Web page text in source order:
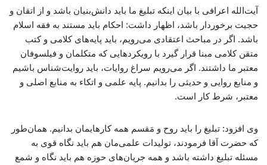
آیت‌الله اعرافی با بیان اینکه تبلیغ ما باید دانش‌بنیان باشد و از اتقان و
حجیت برخوردار باشد، اظهار داشت: احکام باید مستند به فقه اسلام
باشد. اگر در مباحث اعتقادی می‌رویم، باید پایه‌های کلامی و کتب
متقن کلامی مبنا قرار گیرد با رویکردهایی که متکلمان و فیلسوفان
معتبر ما داشتند. اگر می‌رویم سراغ روایات، باید روایت‌شناس باشیم
و منابع روایی و حدیثی را بدانیم. پایه علمی و اتکاء به منابع اصلی و
معتبر، شرط کار است.
وی افزود: تبلیغ را باید روح و مَقسم همه کارهایمان بدانیم. همان‌طور
که حضرت آقا فرمودند، تولیدات علمی‌مان هم باید نگاه قوی به
مسئله تبلیغ داشته باشد و همه جریان‌های حوزه هم باید نگاه و شمع